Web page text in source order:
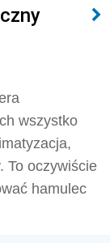
wszystko
To oczywiście
hamulec